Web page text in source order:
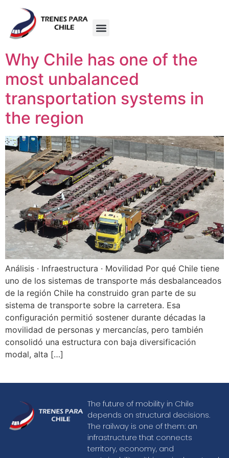
Why Chile has one of the
most unbalanced
transportation systems in
the region
Análisis · Infraestructura · Movilidad Por qué Chile tiene
uno de los sistemas de transporte más desbalanceados
de la región Chile ha construido gran parte de su
sistema de transporte sobre la carretera. Esa
configuración permitió sostener durante décadas la
movilidad de personas y mercancías, pero también
consolidó una estructura con baja diversificación
modal, alta […]
The future of mobility in Chile
depends on structural decisions.
The railway is one of them: an
infrastructure that connects
territory, economy, and